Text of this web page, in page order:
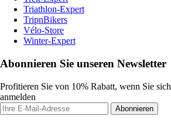
Triathlon-Expert
TripnBikers
Vélo-Store
Winter-Expert
Abonnieren Sie unseren Newsletter
Profitieren Sie von 10% Rabatt, wenn Sie
anmelden
Abonnieren